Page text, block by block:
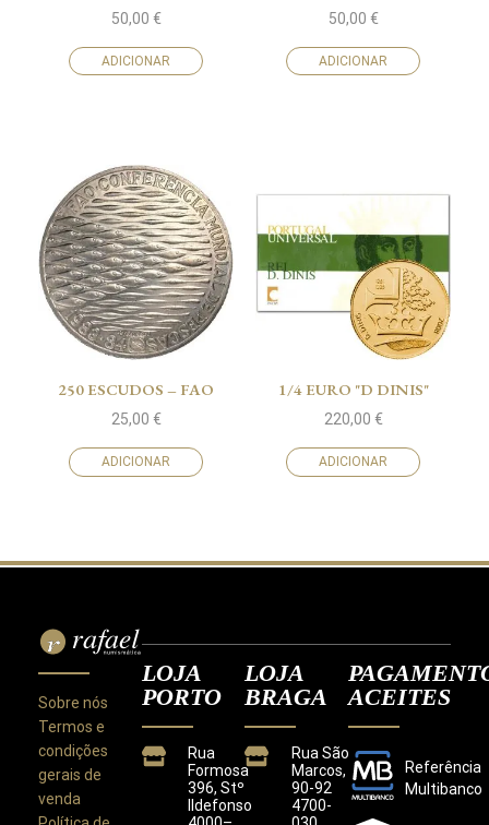
50,00 €
ADICIONAR
50,00 €
ADICIONAR
250 ESCUDOS – FAO
25,00 €
ADICIONAR
1/4 EURO "D DINIS"
220,00 €
ADICIONAR
Sobre nós
Termos e
condições
gerais de
venda
LOJA
PORTO
Rua
Formosa
396, Stº
Ildefonso
LOJA
BRAGA
Rua São
Marcos,
90-92
4700-
ACEITES
Referência
Multibanco